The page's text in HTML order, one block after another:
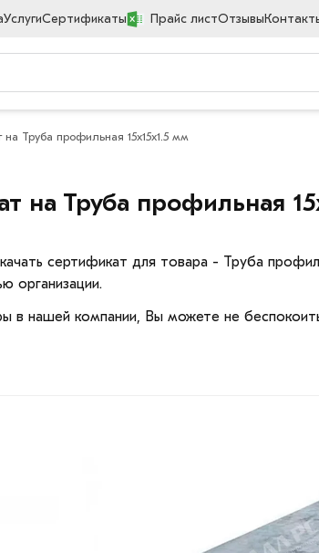
УслугиСертификаты Прайс листОтзывы
Труба профильная 15х15х1.5 мм
на Труба профильная
сертификат для товара - Труба
организации.
в нашей компании, Вы можете не